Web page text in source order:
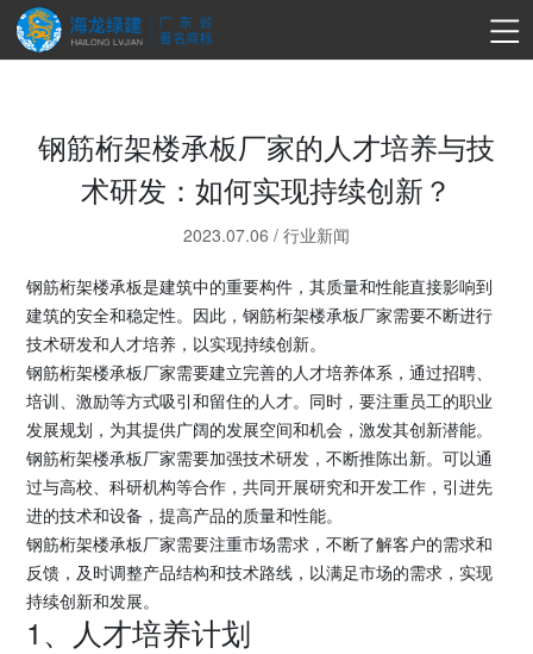
钢筋桁架楼承板厂家的人才培养与技
术研发：如何实现持续创新？
2023.07.06 / 行业新闻
钢筋桁架楼承板是建筑中的重要构件，其质量和性能直接影响到
建筑的安全和稳定性。因此，钢筋桁架楼承板厂家需要不断进行
技术研发和人才培养，以实现持续创新。
钢筋桁架楼承板厂家需要建立完善的人才培养体系，通过招聘、
培训、激励等方式吸引和留住的人才。同时，要注重员工的职业
发展规划，为其提供广阔的发展空间和机会，激发其创新潜能。
钢筋桁架楼承板厂家需要加强技术研发，不断推陈出新。可以通
过与高校、科研机构等合作，共同开展研究和开发工作，引进先
进的技术和设备，提高产品的质量和性能。
钢筋桁架楼承板厂家需要注重市场需求，不断了解客户的需求和
反馈，及时调整产品结构和技术路线，以满足市场的需求，实现
持续创新和发展。
1、人才培养计划